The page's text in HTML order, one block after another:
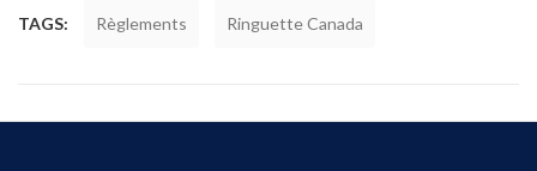
TAGS: Règlements Ringuette Canada